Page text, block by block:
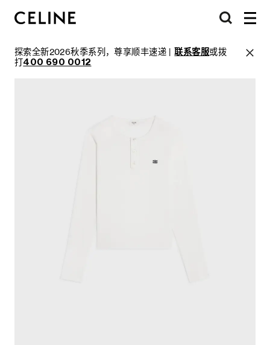
探索全新2026秋季系列，尊享顺丰速递 |联系客服或拨
打400 690 0012